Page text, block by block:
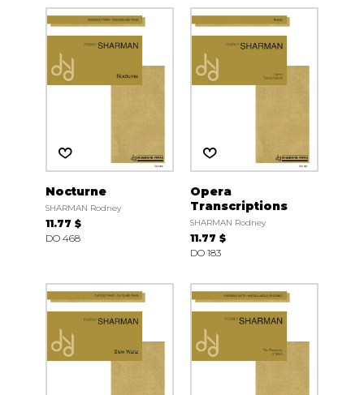
Nocturne
SHARMAN Rodney
11.77 $
DO 468
Opera
Transcriptions
SHARMAN Rodney
11.77 $
DO 183